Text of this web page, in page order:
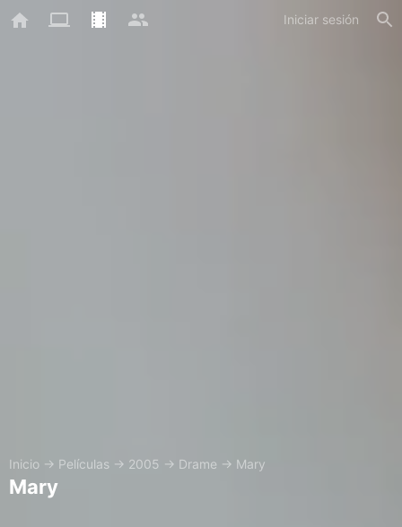
Iniciar sesión
Inicio → Películas → 2005 → Drame → Mary
Mary